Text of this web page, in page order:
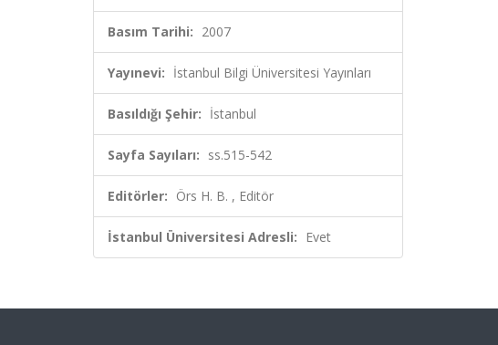
Basım Tarihi: 2007
Yayınevi: İstanbul Bilgi Üniversitesi Yayınları
Basıldığı Şehir: İstanbul
Sayfa Sayıları: ss.515-542
Editörler: Örs H. B. , Editör
İstanbul Üniversitesi Adresli: Evet